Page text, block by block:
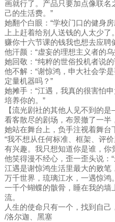
画就行了。产品只要加点像联
己的生活费。”
她翻个白眼：“学校门口的健身
上上赶着给别人送钱的人太少
赚你十六节课的钱我也想去应聘
他汗颜：“虚妄的理想主义者的
她回敬：“纯粹的世俗投机者说
他不解：“谢惊鸿，申大社会学
定量机器吗？”
她摊手：“江遇，我真的很害怕
培养你的。”
【流光剧社的其他人见不到的
看客散尽的剧场，布景撤了一半
她站在舞台上，负手注视着舞台
“我不想从任何标准、框架、评
有兴趣。我只想知道你是谁，你
他笑得漫不经心，歪一歪头说：
江遇是谢惊鸿生活里最大的败笔
万千世界，琉璃江水，一遇惊鸿。
一千个蝴蝶的骸骨，睡在我的
流。
人生的使命只有一个，找到自己
/洛尔迦、黑塞